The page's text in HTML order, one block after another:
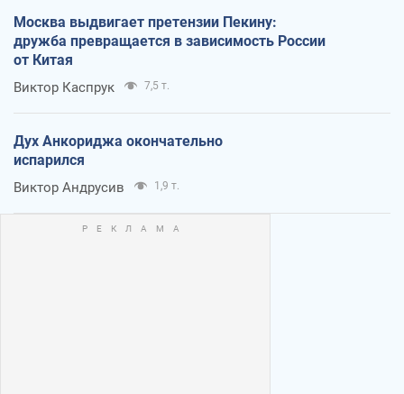
Москва выдвигает претензии Пекину:
дружба превращается в зависимость России
от Китая
Виктор Каспрук 7,5 т.
Дух Анкориджа окончательно
испарился
Виктор Андрусив 1,9 т.